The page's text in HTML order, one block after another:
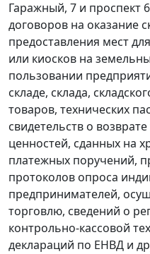
Гаражный, 7 и проспект
договоров на оказание
предоставления мест
или киосков на
пользовании
складе, склада,
товаров, технических
свидетельств о
ценностей, сданных на
платежных поручений,
протоколов опроса
предпринимателей,
торговлю, сведений о
контрольно-кассовой
деклараций по ЕНВД и